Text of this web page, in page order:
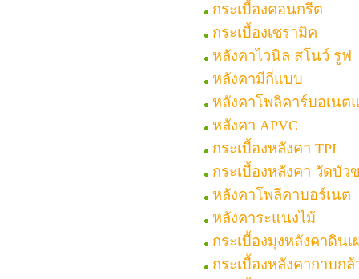
กระเบื้องคอนกรีต
กระเบื้องเซรามิค
หลังคาไวนิล สโนว์ รูฟ
หลังคามีกี่แบบ
หลังคาโพลิคาร์บอเนต
หลังคา APVC
กระเบื้องหลังคา TPI
กระเบื้องหลังคา วัดบัว
หลังคาโพลีคาบอร์เนต
หลังคาระแนงไม้
กระเบื้องมุงหลังคาดินเ
กระเบื้องหลังคากาบกล้